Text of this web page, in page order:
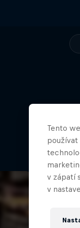
Tento
v zápatí
v